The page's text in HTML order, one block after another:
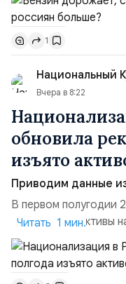
необходимости,
поставках бензина. А
турбулентность:
блокировки сайтов,
российские
1
Национальный
Вчера в 8:22
обновила
изъято
Приводим данные
В первом полугодии
государству активы
подсчитали
чем за аналогичный
Всего
Читать 1 мин.